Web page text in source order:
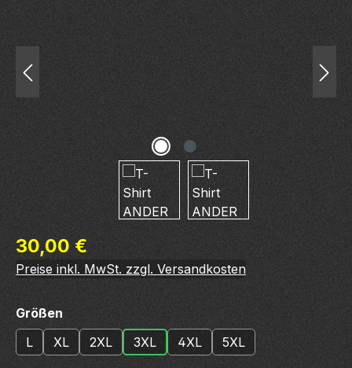
Regulärer Preis:
30,00 €
Preise inkl. MwSt. zzgl. Versandkosten
Größen auswählen
L
XL 2XL 3XL 4XL 5XL